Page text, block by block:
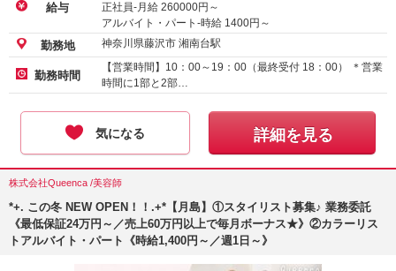
給与
正社員-月給 260000円～
アルバイト・パート-時給 1400円～
勤務地 神奈川県藤沢市 湘南台駅
勤務時間
【営業時間】10：00～19：00（最終受付 18：00） ＊営業
時間に1部と2部…
気になる 詳細を見る
株式会社Queenca /美容師
*+. この冬 NEW OPEN！！.+*【月島】①スタイリスト募集♪ 業務委託
《最低保証24万円～／売上60万円以上で毎月ボーナス★》②カラーリス
トアルバイト・パート《時給1,400円～／週1日～》